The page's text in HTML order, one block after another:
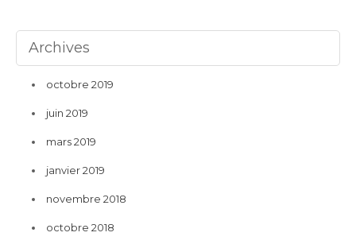
Archives
octobre 2019
juin 2019
mars 2019
janvier 2019
novembre 2018
octobre 2018